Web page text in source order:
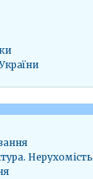
Нерухомість